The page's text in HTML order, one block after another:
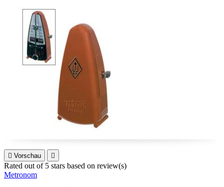
 Vorschau 
Rated out of 5 stars based on review(s)
Metronom